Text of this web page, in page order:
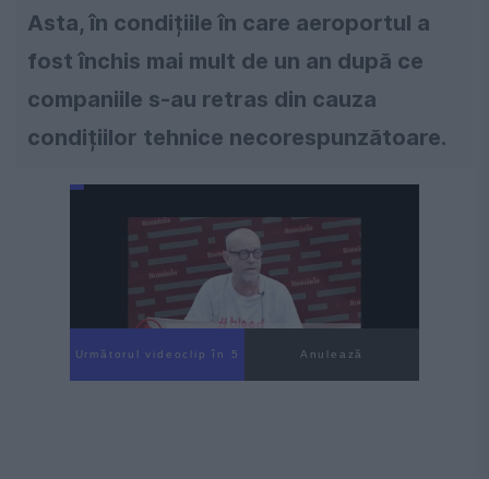
Asta, în condițiile în care aeroportul a
fost închis mai mult de un an după ce
companiile s-au retras din cauza
condițiilor tehnice necorespunzătoare.
Următorul videoclip în 4 Anulează